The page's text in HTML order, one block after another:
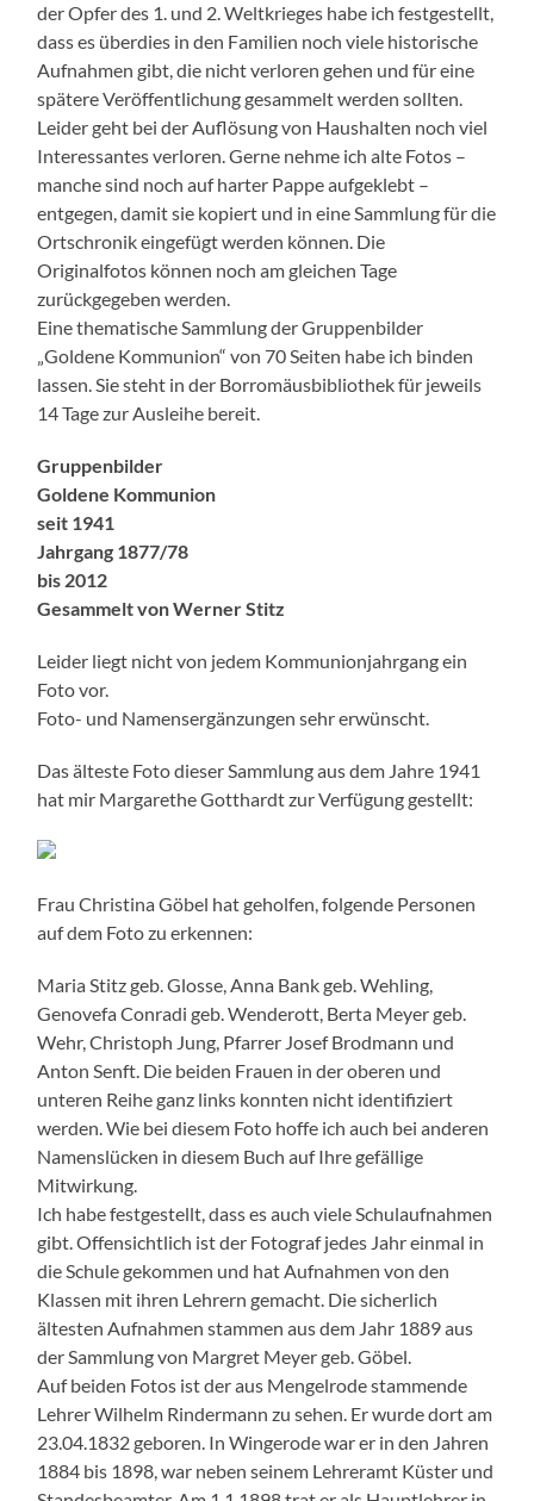
der Opfer des 1. und 2. Weltkrieges habe ich festgestellt,
dass es überdies in den Familien noch viele historische
Aufnahmen gibt, die nicht verloren gehen und für eine
spätere Veröffentlichung gesammelt werden sollten.
Leider geht bei der Auflösung von Haushalten noch viel
Interessantes verloren. Gerne nehme ich alte Fotos –
manche sind noch auf harter Pappe aufgeklebt –
entgegen, damit sie kopiert und in eine Sammlung für die
Ortschronik eingefügt werden können. Die
Originalfotos können noch am gleichen Tage
zurückgegeben werden.
Eine thematische Sammlung der Gruppenbilder
„Goldene Kommunion“ von 70 Seiten habe ich binden
lassen. Sie steht in der Borromäusbibliothek für jeweils
14 Tage zur Ausleihe bereit.
Gruppenbilder
Goldene Kommunion
seit 1941
Jahrgang 1877/78
bis 2012
Gesammelt von Werner Stitz
Leider liegt nicht von jedem Kommunionjahrgang ein
Foto vor.
Foto- und Namensergänzungen sehr erwünscht.
Das älteste Foto dieser Sammlung aus dem Jahre 1941
hat mir Margarethe Gotthardt zur Verfügung gestellt:
Frau Christina Göbel hat geholfen, folgende Personen
auf dem Foto zu erkennen:
Maria Stitz geb. Glosse, Anna Bank geb. Wehling,
Genovefa Conradi geb. Wenderott, Berta Meyer geb.
Wehr, Christoph Jung, Pfarrer Josef Brodmann und
Anton Senft. Die beiden Frauen in der oberen und
unteren Reihe ganz links konnten nicht identifiziert
werden. Wie bei diesem Foto hoffe ich auch bei anderen
Namenslücken in diesem Buch auf Ihre gefällige
Mitwirkung.
Ich habe festgestellt, dass es auch viele Schulaufnahmen
gibt. Offensichtlich ist der Fotograf jedes Jahr einmal in
die Schule gekommen und hat Aufnahmen von den
Klassen mit ihren Lehrern gemacht. Die sicherlich
ältesten Aufnahmen stammen aus dem Jahr 1889 aus
der Sammlung von Margret Meyer geb. Göbel.
Auf beiden Fotos ist der aus Mengelrode stammende
Lehrer Wilhelm Rindermann zu sehen. Er wurde dort am
23.04.1832 geboren. In Wingerode war er in den Jahren
1884 bis 1898, war neben seinem Lehreramt Küster und